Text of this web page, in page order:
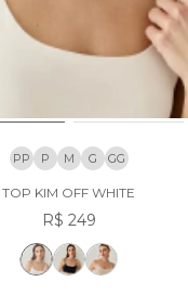
PP P M G GG
TOP KIM OFF WHITE
R$ 249